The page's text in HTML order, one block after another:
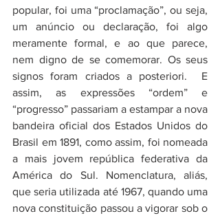
popular, foi uma “proclamação”, ou seja,
um anúncio ou declaração, foi algo
meramente formal, e ao que parece,
nem digno de se comemorar. Os seus
signos foram criados a posteriori.  E
assim, as expressões “ordem” e
“progresso” passariam a estampar a nova
bandeira oficial dos Estados Unidos do
Brasil em 1891, como assim, foi nomeada
a mais jovem república federativa da
América do Sul. Nomenclatura, aliás,
que seria utilizada até 1967, quando uma
nova constituição passou a vigorar sob o